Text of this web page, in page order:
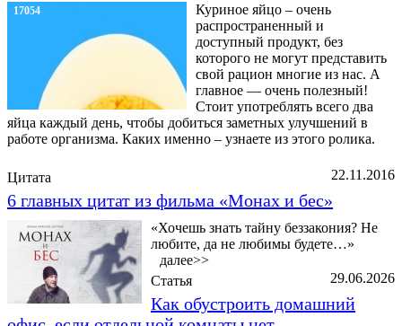
17054
Куриное яйцо – очень
распространенный и
доступный продукт, без
которого не могут представить
свой рацион многие из нас. А
главное — очень полезный!
Стоит употреблять всего два
яйца каждый день, чтобы добиться заметных улучшений в
работе организма. Каких именно – узнаете из этого ролика.
22.11.2016
Цитата
6 главных цитат из фильма «Монах и бес»
«Хочешь знать тайну беззакония? Не
любите, да не любимы будете…»
далее>>
29.06.2026
Статья
Как обустроить домашний